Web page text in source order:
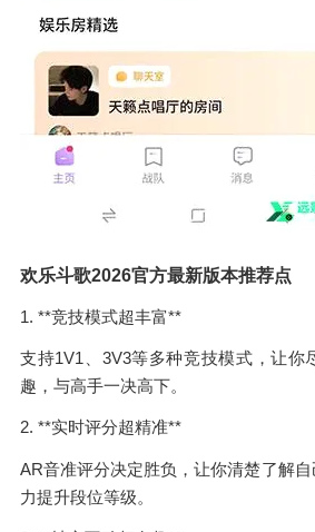
欢乐斗歌2026官方最新版本推荐点
1. **竞技模式超丰富**
支持1V1、3V3等多种竞技模式，让你
趣，与高手一决高下。
2. **实时评分超精准**
AR音准评分决定胜负，让你清楚了解
力提升段位等级。